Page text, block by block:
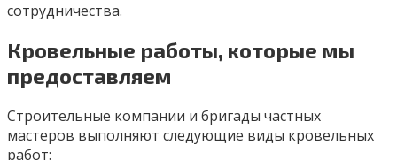
сотрудничества.
Кровельные работы, которые мы
предоставляем
Строительные компании и бригады частных
мастеров выполняют следующие виды кровельных
работ: